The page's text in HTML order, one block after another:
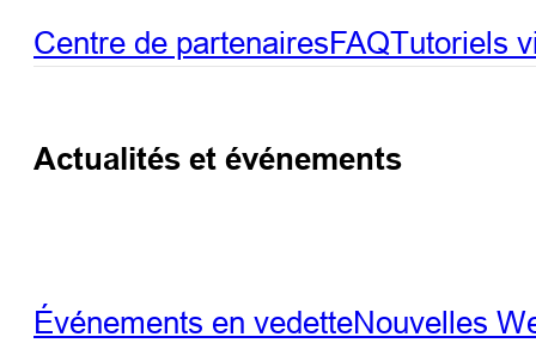
Centre de partenairesFAQTutoriels
Actualités et événements
Événements en vedetteNouvelles